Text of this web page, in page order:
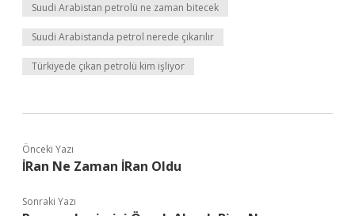
Suudi Arabistan petrolü ne zaman bitecek
Suudi Arabistanda petrol nerede çıkarılır
Türkiyede çıkan petrolü kim işliyor
Önceki Yazı
İRan Ne Zaman İRan Oldu
Sonraki Yazı